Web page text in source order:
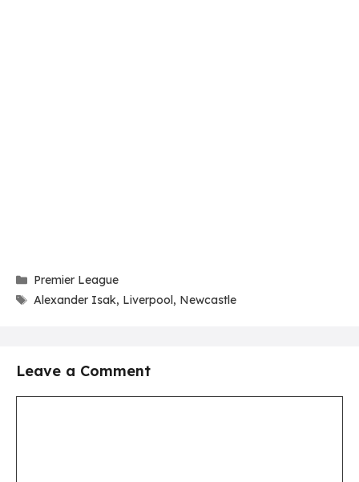
Categories
Premier League
Tags
Alexander Isak, Liverpool , Newcastle
Leave a Comment